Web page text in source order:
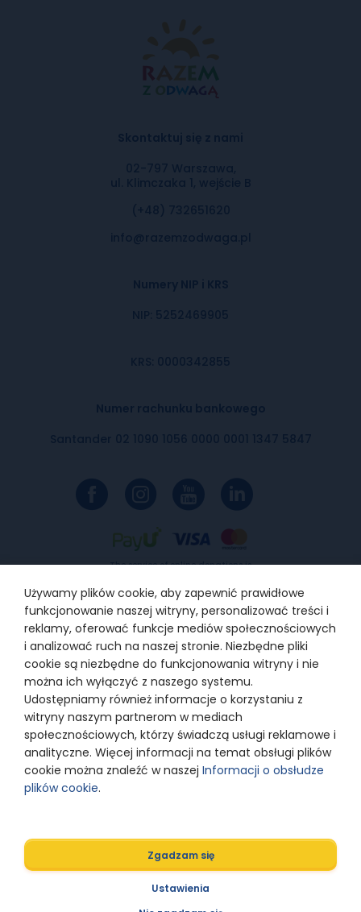
The service of online donations is
Poznań, at ul. Grunwaldzka 186,
supervised by Polish Financial
Supervision Authority, entered into
the Register of payment services
providers under the number
IP1/2012, entered into the Register
of Entrepreneurs kept by the District
Court for Poznań –Nowe Miasto and
Wilda in Poznań, 8th Commercial
Department of the National Court
Register under KRS number
0000274399
© 2024 Razem z Odwagą
Designed by
Używamy plików cookie, aby zapewnić prawidłowe
funkcjonowanie naszej witryny, personalizować treści i
reklamy, oferować funkcje mediów społecznościowych
i analizować ruch na naszej stronie. Niezbędne pliki
cookie są niezbędne do funkcjonowania witryny i nie
można ich wyłączyć z naszego systemu.
Udostępniamy również informacje o korzystaniu z
witryny naszym partnerom w mediach
społecznościowych, którzy świadczą usługi reklamowe i
analityczne. Więcej informacji na temat obsługi plików
cookie można znaleźć w naszej Informacji o obsłudze
plików cookie.
Zgadzam się
Ustawienia